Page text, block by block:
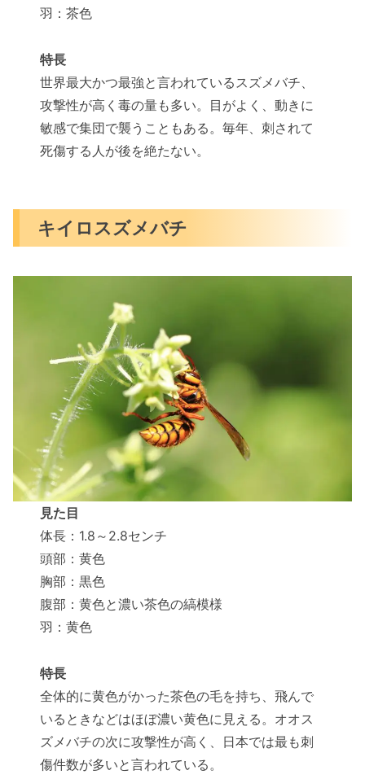
羽：茶色
特長
世界最大かつ最強と言われているスズメバチ、
攻撃性が高く毒の量も多い。目がよく、動きに
敏感で集団で襲うこともある。毎年、刺されて
死傷する人が後を絶たない。
キイロスズメバチ
見た目
体長：1.8～2.8センチ
頭部：黄色
胸部：黒色
腹部：黄色と濃い茶色の縞模様
羽：黄色
特長
全体的に黄色がかった茶色の毛を持ち、飛んで
いるときなどはほぼ濃い黄色に見える。オオス
ズメバチの次に攻撃性が高く、日本では最も刺
傷件数が多いと言われている。